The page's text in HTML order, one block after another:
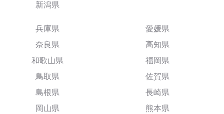
新潟県
兵庫県
奈良県
和歌山県
鳥取県
島根県
岡山県
愛媛県
高知県
福岡県
佐賀県
長崎県
熊本県